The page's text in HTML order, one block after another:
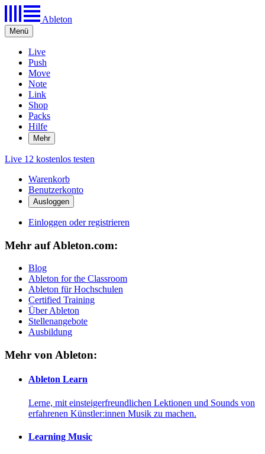
Ableton
Menü
Live
Push
Move
Note
Link
Shop
Packs
Hilfe
Mehr
Live 12 kostenlos testen
Warenkorb
Benutzerkonto
Einloggen oder registrieren
Mehr auf Ableton.com:
Blog
Ableton for the Classroom
Ableton für Hochschulen
Certified Training
Über Ableton
Stellenangebote
Ausbildung
Mehr von Ableton:
Ableton Learn
Lerne, mit einsteigerfreundlichen Lektionen und Sounds von
erfahrenen Künstler:innen Musik zu machen.
Learning Music